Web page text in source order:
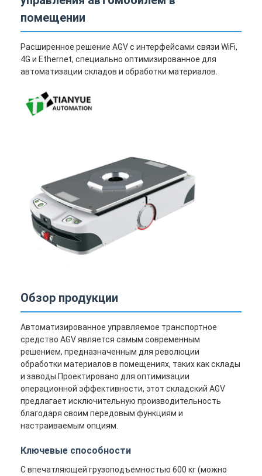
помещении
Расширенное решение AGV с интерфейсами связи WiFi,
4G и Ethernet, специально оптимизированное для
автоматизации складов и обработки материалов.
Обзор продукции
Автоматизированное управляемое транспортное
средство AGV является самым современным
решением, предназначенным для революции
обработки материалов в помещениях, таких как склады
и заводы.Проектировано для оптимизации
операционной эффективности, этот складский AGV
предлагает исключительную производительность
благодаря своим передовым функциям и
настраиваемым опциям.
Ключевые способности
С впечатляющей грузоподъемностью 600 кг (можно